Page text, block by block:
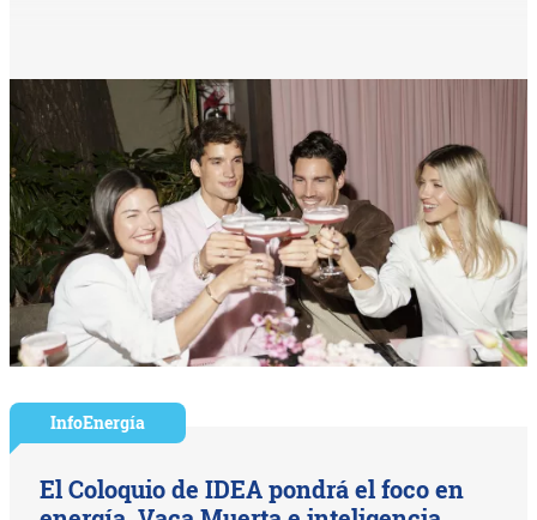
InfoEnergía
El Coloquio de IDEA pondrá el foco en